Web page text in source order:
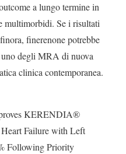
a lungo termine in
multimorbidi. Se i risultati
finerenone potrebbe
degli MRA di nuova
clinica contemporanea.
KERENDIA®
Failure with Left
Following Priority